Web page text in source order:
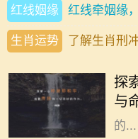
红线姻缘 红线牵姻缘
生肖运势 了解生肖刑
探
与
在
生
响
的...